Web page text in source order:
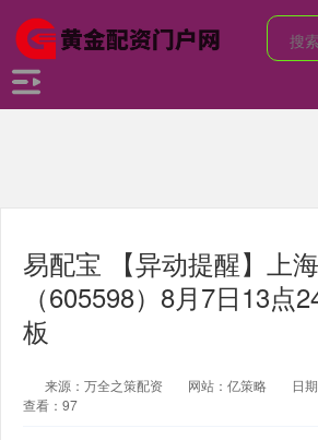
易配宝 【异动提醒】上
（605598）8月7日13点
板
来源：万全之策配资 网站：亿策略
日
查看：97